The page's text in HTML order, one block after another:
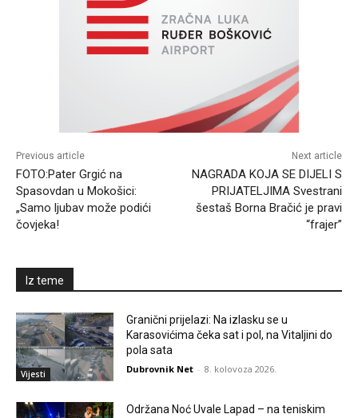
Previous article
FOTO:Pater Grgić na
Spasovdan u Mokošici:
„Samo ljubav može podići
čovjeka!
Next article
NAGRADA KOJA SE DIJELI S
PRIJATELJIMA Svestrani
šestaš Borna Bračić je pravi
“frajer”
Iz teme
Vijesti
Granični prijelazi: Na izlasku se u
Karasovićima čeka sat i pol, na Vitaljini do
pola sata
Dubrovnik Net - 8. kolovoza 2026.
Održana Noć Uvale Lapad – na teniskim